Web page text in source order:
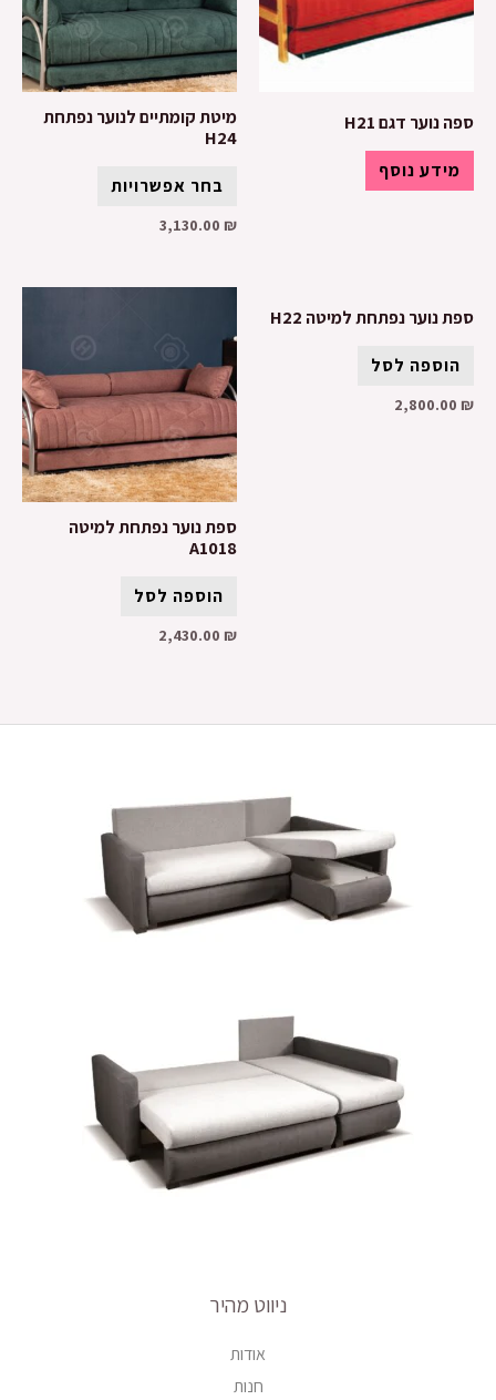
ספה נוער דגם H21
מידע נוסף
מיטת קומתיים לנוער נפתחת
H24
בחר אפשרויות
3,130.00 ₪
ספת נוער נפתחת למיטה H22
הוספה לסל
2,800.00 ₪
ספת נוער נפתחת למיטה
A1018
הוספה לסל
2,430.00 ₪
ניווט מהיר
אודות
חנות